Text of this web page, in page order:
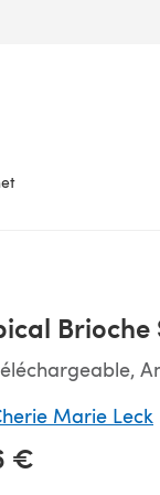
Brioche
Marie Leck
€